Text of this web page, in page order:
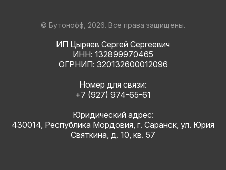
© Бутонофф, 2026. Все права защищены.
ИП Цыряев Сергей Сергеевич
ИНН: 132899970465
ОГРНИП: 320132600012096
Номер для связи:
+7 (927) 974-65-61
Юридический адрес:
430014, Республика Мордовия, г. Саранск, ул. Юрия
Святкина, д. 10, кв. 57